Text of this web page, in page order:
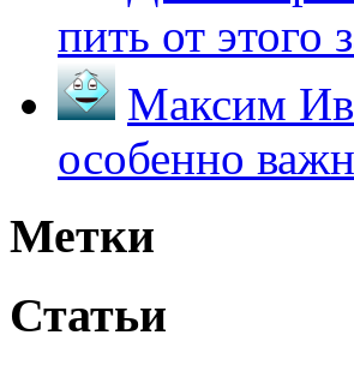
пить от этого
Максим
особенно
Метки
Статьи